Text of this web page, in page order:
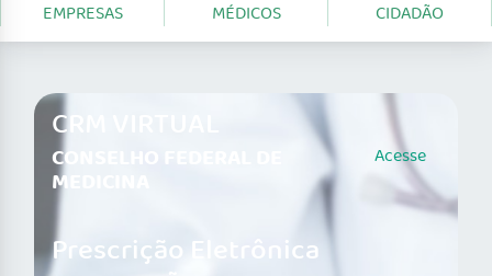
EMPRESAS MÉDICOS CIDADÃO
CRM VIRTUAL
CONSELHO FEDERAL DE
MEDICINA
Acesse
Prescrição Eletrônica